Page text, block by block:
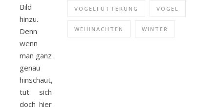
Bild
hinzu.
Denn
wenn
man ganz
genau
hinschaut,
tut sich
doch hier
VOGELFÜTTERUNG VÖGEL
WEIHNACHTEN WINTER